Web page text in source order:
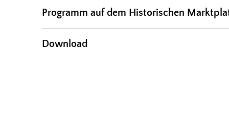
Programm auf dem Historischen
Download